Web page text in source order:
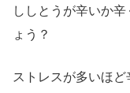
ししとうが辛いか
ょう？
ストレスが多いほ